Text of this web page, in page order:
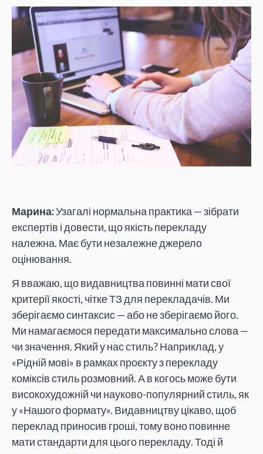
Марина:Узагалі нормальна практика — зібрати
експертів і довести, що якість перекладу
належна. Має бути незалежне джерело
оцінювання.
Я вважаю, що видавництва повинні мати свої
критерії якості, чітке ТЗ для перекладачів. Ми
зберігаємо синтаксис — або не зберігаємо його.
Ми намагаємося передати максимально слова —
чи значення. Який у нас стиль? Наприклад, у
«Рідній мові» в рамках проєкту з перекладу
коміксів стиль розмовний. А в когось може бути
високохудожній чи науково-популярний стиль, як
у «Нашого формату». Видавництву цікаво, щоб
переклад приносив гроші, тому воно повинне
мати стандарти для цього перекладу. Тоді й